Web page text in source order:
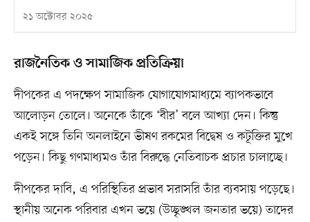
২১ অক্টোবর ২০২৫
রাজনৈতিক ও সামাজিক প্রতিক্রিয়া
দীপকের এ পদক্ষেপ সামাজিক যোগাযোগমাধ্যমে ব্যাপকভাবে
আলোড়ন তোলে। অনেকে তাঁকে ‘বীর’ বলে আখ্যা দেন। কিন্তু
একই সঙ্গে তিনি অনলাইনে ভীষণ রকমের বিদ্বেষ ও কটূক্তির মুখে
পড়েন। কিছু গণমাধ্যমও তাঁর বিরুদ্ধে নেতিবাচক প্রচার চালাচ্ছে।
দীপকের দাবি, এ পরিস্থিতির প্রভাব সরাসরি তাঁর ব্যবসায় পড়েছে।
স্থানীয় অনেক পরিবার এখন ভয়ে (উচ্ছৃঙ্খল জনতার ভয়ে) তাদের